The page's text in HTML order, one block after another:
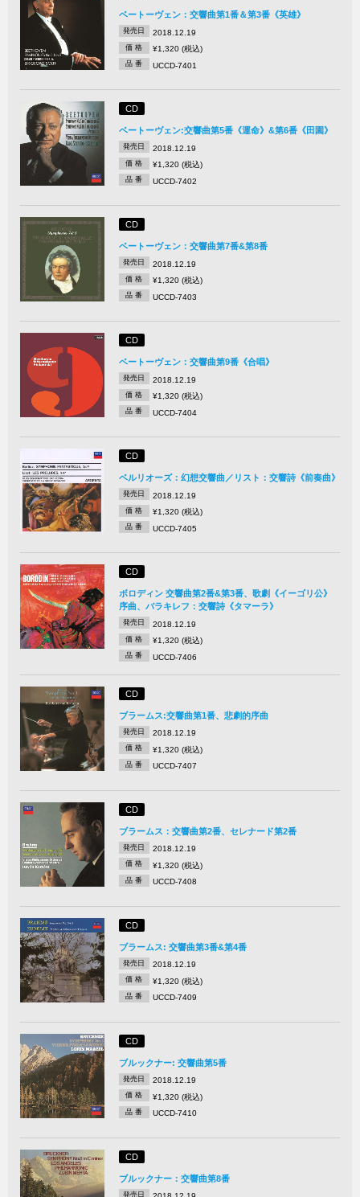
ベートーヴェン：交響曲第1番＆第3番《英雄》
発売日 2018.12.19
価 格 ¥1,320 (税込)
品 番 UCCD-7401
CD
ベートーヴェン:交響曲第5番《運命》&第6番《田園》
発売日 2018.12.19
価 格 ¥1,320 (税込)
品 番 UCCD-7402
CD
ベートーヴェン：交響曲第7番&第8番
発売日 2018.12.19
価 格 ¥1,320 (税込)
品 番 UCCD-7403
CD
ベートーヴェン：交響曲第9番《合唱》
発売日 2018.12.19
価 格 ¥1,320 (税込)
品 番 UCCD-7404
CD
ベルリオーズ：幻想交響曲／リスト：交響詩《前奏曲》
発売日 2018.12.19
価 格 ¥1,320 (税込)
品 番 UCCD-7405
CD
ボロディン 交響曲第2番&第3番、歌劇《イーゴリ公》
序曲、バラキレフ：交響詩《タマーラ》
発売日 2018.12.19
価 格 ¥1,320 (税込)
品 番 UCCD-7406
CD
ブラームス:交響曲第1番、悲劇的序曲
発売日 2018.12.19
価 格 ¥1,320 (税込)
品 番 UCCD-7407
CD
ブラームス：交響曲第2番、セレナード第2番
発売日 2018.12.19
価 格 ¥1,320 (税込)
品 番 UCCD-7408
CD
ブラームス: 交響曲第3番&第4番
発売日 2018.12.19
価 格 ¥1,320 (税込)
品 番 UCCD-7409
CD
ブルックナー: 交響曲第5番
発売日 2018.12.19
価 格 ¥1,320 (税込)
品 番 UCCD-7410
CD
ブルックナー：交響曲第8番
発売日